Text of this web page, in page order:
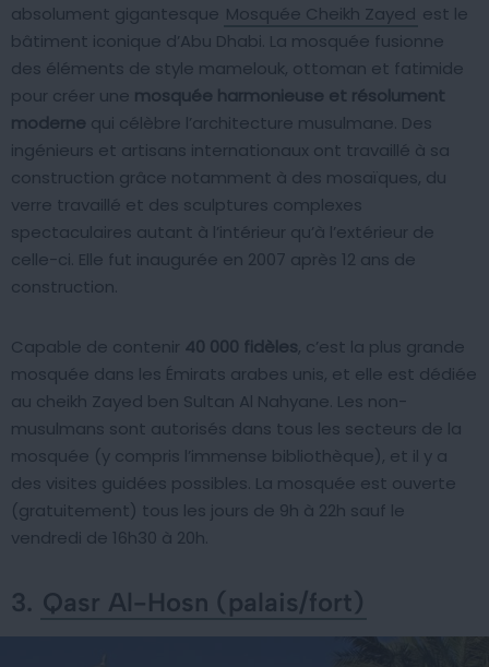
absolument gigantesque Mosquée Cheikh Zayed est le
bâtiment iconique d’Abu Dhabi. La mosquée fusionne
des éléments de style mamelouk, ottoman et fatimide
pour créer une mosquée harmonieuse et résolument
moderne qui célèbre l’architecture musulmane. Des
ingénieurs et artisans internationaux ont travaillé à sa
construction grâce notamment à des mosaïques, du
verre travaillé et des sculptures complexes
spectaculaires autant à l’intérieur qu’à l’extérieur de
celle-ci. Elle fut inaugurée en 2007 après 12 ans de
construction.
Capable de contenir 40 000 fidèles, c’est la plus grande
mosquée dans les Émirats arabes unis, et elle est dédiée
au cheikh Zayed ben Sultan Al Nahyane. Les non-
musulmans sont autorisés dans tous les secteurs de la
mosquée (y compris l’immense bibliothèque), et il y a
des visites guidées possibles. La mosquée est ouverte
(gratuitement) tous les jours de 9h à 22h sauf le
vendredi de 16h30 à 20h.
3. Qasr Al-Hosn (palais/fort)